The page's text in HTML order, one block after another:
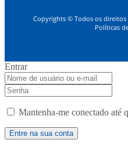
Copyrights © Todos os direitos
Políticas
Entrar
Mantenha-me conectado até